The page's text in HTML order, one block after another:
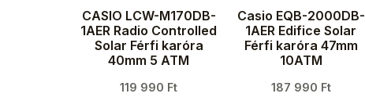
CASIO LCW-M170DB-
1AER Radio Controlled
Solar Férfi karóra
40mm 5 ATM
119 990 Ft
Casio EQB-2000DB-
1AER Edifice Solar
Férfi karóra 47mm
10ATM
187 990 Ft